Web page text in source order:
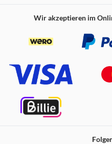
Wir akzeptieren im